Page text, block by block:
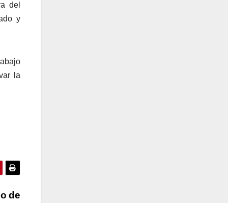
del
y
la
de